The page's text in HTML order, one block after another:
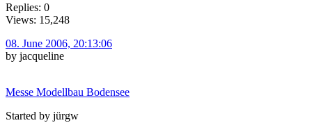
Replies: 0
Views: 15,248
08. June 2006, 20:13:06
by jacqueline
Messe Modellbau Bodensee
Started by jürgw